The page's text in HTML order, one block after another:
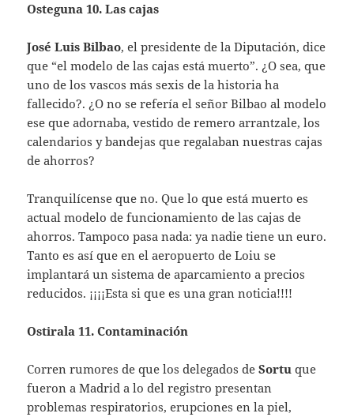
Osteguna 10. Las cajas
José Luis Bilbao, el presidente de la Diputación, dice
que “el modelo de las cajas está muerto”. ¿O sea, que
uno de los vascos más sexis de la historia ha
fallecido?. ¿O no se refería el señor Bilbao al modelo
ese que adornaba, vestido de remero arrantzale, los
calendarios y bandejas que regalaban nuestras cajas
de ahorros?
Tranquilícense que no. Que lo que está muerto es
actual modelo de funcionamiento de las cajas de
ahorros. Tampoco pasa nada: ya nadie tiene un euro.
Tanto es así que en el aeropuerto de Loiu se
implantará un sistema de aparcamiento a precios
reducidos. ¡¡¡¡Esta si que es una gran noticia!!!!
Ostirala 11. Contaminación
Corren rumores de que los delegados deSortu que
fueron a Madrid a lo del registro presentan
problemas respiratorios, erupciones en la piel,